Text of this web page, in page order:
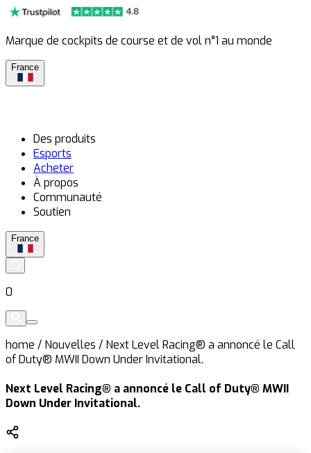
Marque de cockpits de course et de vol n°1 au monde
France
Des produits
Esports
Acheter
À propos
Communauté
Soutien
France
0
home / Nouvelles / Next Level Racing® a annoncé le Call
of Duty® MWII Down Under Invitational.
Next Level Racing® a annoncé le Call of Duty® MWII
Down Under Invitational.